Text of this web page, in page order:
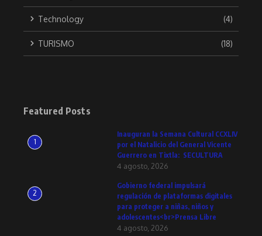
Technology (4)
TURISMO (18)
Featured Posts
1
Inauguran la Semana Cultural CCXLIV
por el Natalicio del General Vicente
Guerrero en Tixtla: SECULTURA
4 agosto, 2026
2
Gobierno federal impulsará
regulación de plataformas digitales
para proteger a niñas, niños y
adolescentes<br>Prensa Libre
4 agosto, 2026